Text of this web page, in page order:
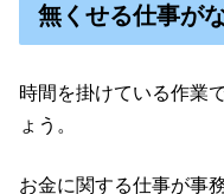
無くせる仕事が
時間を掛けている作業で
ょう。
お金に関する仕事が事